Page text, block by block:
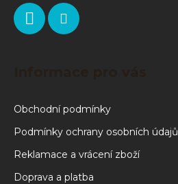
Obchodní podmínky
Podmínky ochrany osobních údajů
Reklamace a vrácení zboží
Doprava a platba